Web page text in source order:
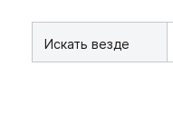
Искать везде